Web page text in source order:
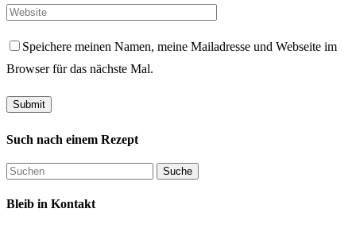
Speichere meinen Namen, meine Mailadresse und Webseite im
Browser für das nächste Mal.
Such nach einem Rezept
Bleib in Kontakt